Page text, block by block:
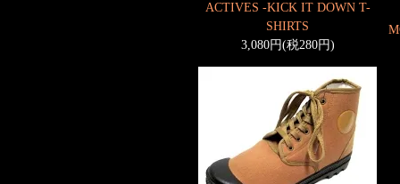
ACTIVES -KICK IT DOWN T-
SHIRTS
3,080円(税280円)